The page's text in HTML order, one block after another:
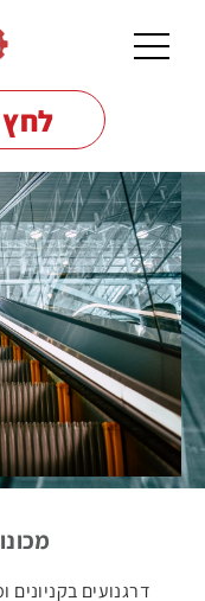
לחץ
מכונות
שטיפה
לרצפות
מכונות
שטיפה
בלחץ
דרגנועים בקניונים